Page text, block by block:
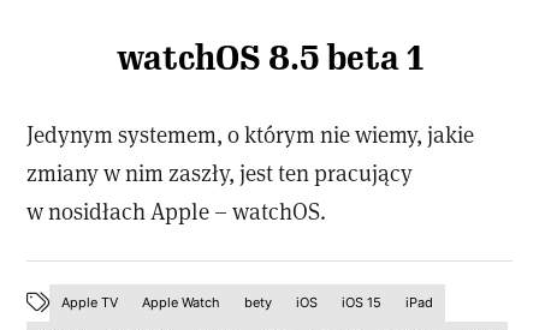
watchOS 8.5 beta 1
Jedynym systemem, o którym nie wiemy, jakie
zmiany w nim zaszły, jest ten pracujący
w nosidłach Apple – watchOS.
Apple TV Apple Watch bety iOS iOS 15 iPad